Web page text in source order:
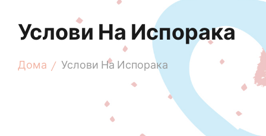
Услови На Испорака
Дома Услови На Испорака